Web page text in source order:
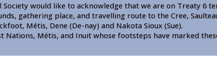
Society would like to acknowledge that we are on Treaty 6
gathering place, and travelling route to the Cree,
Métis, Dene (De-nay) and Nakota Sioux (Sue).
Nations, Métis, and Inuit whose footsteps have marked